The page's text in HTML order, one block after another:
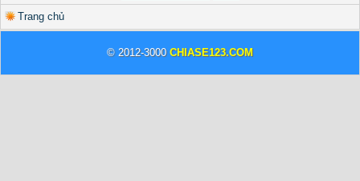
Trang chủ
© 2012-3000 CHIASE123.COM